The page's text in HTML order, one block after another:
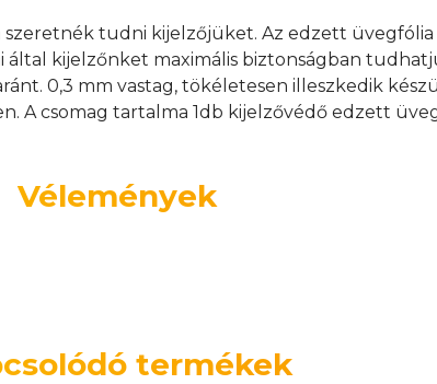
tudni kijelzőjüket. Az edzett
által kijelzőnket maximális biztonságban
0,3 mm vastag, tökéletesen illeszkedik
A csomag tartalma 1db kijelzővédő edzett
Vélemények
termékek